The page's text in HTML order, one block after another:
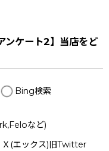
ンケート2】当店をど
Bing検索
など)
Ｘ(エックス)旧Twitter